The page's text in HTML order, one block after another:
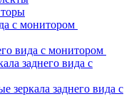
с монитором
вида с монитором
заднего вида с
зеркала заднего вида с